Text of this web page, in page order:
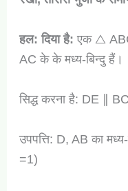
हल: दिया है: एक △
AC के के मध्य-बिन्दु हैं।
सिद्ध करना है: DE ∥ BC
उपपत्ति: D, AB का
=1)